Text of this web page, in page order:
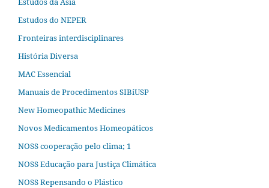
Estudos do NEPER
Fronteiras interdisciplinares
História Diversa
MAC Essencial
Manuais de Procedimentos SIBiUSP
New Homeopathic Medicines
Novos Medicamentos Homeopáticos
NOSS cooperação pelo clima; 1
NOSS Educação para Justiça Climática
NOSS Repensando o Plástico